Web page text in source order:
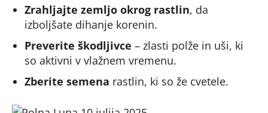
Zrahljajte zemljo okrog rastlin, da
izboljšate dihanje korenin.
Preverite škodljivce – zlasti polže in uši, ki
so aktivni v vlažnem vremenu.
Zberite semena rastlin, ki so že cvetele.